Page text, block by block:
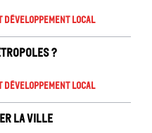
local
?
local
la ville